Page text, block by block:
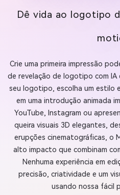
Dê vida ao logotipo
Crie uma primeira impressão
de revelação de logotipo com IA
seu logotipo, escolha um estilo
em uma introdução animada
YouTube, Instagram ou
queira visuais 3D elegantes,
erupções cinematográficas, o
alto impacto que combinam
Nenhuma experiência em
precisão, criatividade e um
usando nossa fácil